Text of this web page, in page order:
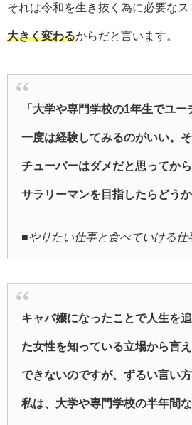
それは令和を生き抜く為に必要なス
大きく変わるからだと言います。
「大学や専門学校の1年生でユ
一度は経験してみるのがいい。
チューバーはダメだと思ってか
サラリーマンを目指したらどうか
■やりたい仕事と食べていける仕
キャバ嬢になったことで人生を
た女性を知っている立場から言
できないのですが、ずるい言い
私は、大学や専門学校の半年間